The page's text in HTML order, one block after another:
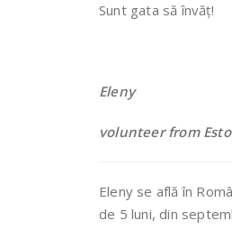
Sunt gata să învăț!
Eleny
volunteer from
Eleny se află în
de 5 luni, din